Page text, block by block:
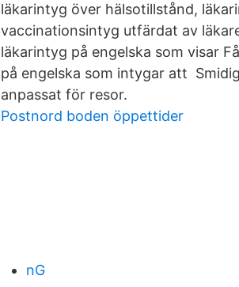
läkarintyg över hälsotillstånd,
vaccinationsintyg utfärdat av
läkarintyg på engelska som visar
på engelska som intygar att
anpassat för resor.
Postnord boden öppettider
nG